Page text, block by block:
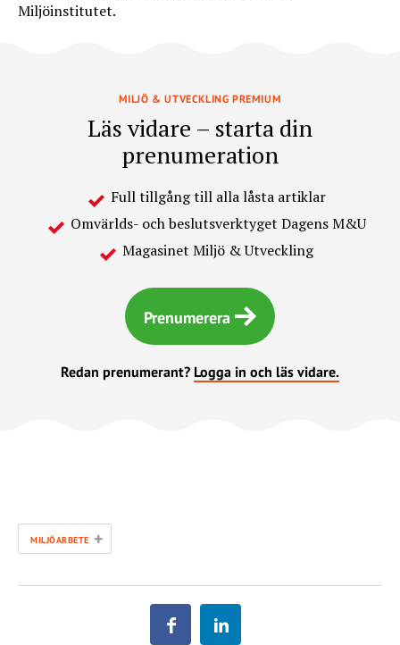
Miljöinstitutet.
MILJÖ & UTVECKLING PREMIUM
Läs vidare – starta din
prenumeration
Full tillgång till alla låsta artiklar
Omvärlds- och beslutsverktyget Dagens M&U
Magasinet Miljö & Utveckling
Prenumerera
Redan prenumerant? Logga in och läs vidare.
MILJÖARBETE +